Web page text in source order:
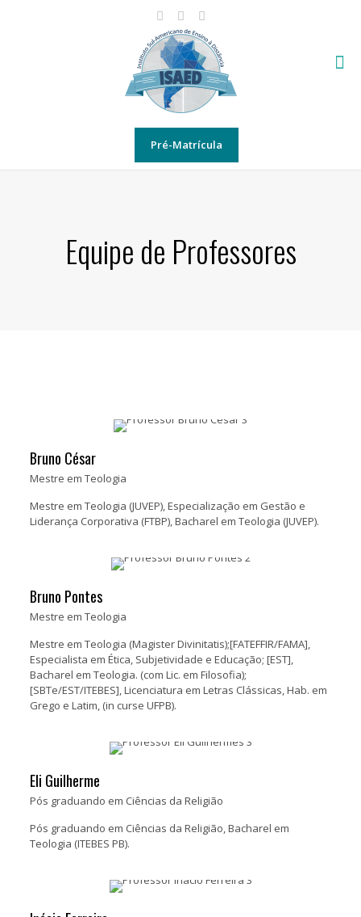
Pré-Matrícula
Equipe de Professores
Bruno César
Mestre em Teologia
Mestre em Teologia (JUVEP), Especialização em Gestão e
Liderança Corporativa (FTBP), Bacharel em Teologia (JUVEP).
Bruno Pontes
Mestre em Teologia
Mestre em Teologia (Magister Divinitatis);[FATEFFIR/FAMA],
Especialista em Ética, Subjetividade e Educação; [EST],
Bacharel em Teologia. (com Lic. em Filosofia);
[SBTe/EST/ITEBES], Licenciatura em Letras Clássicas, Hab. em
Grego e Latim, (in curse UFPB).
Eli Guilherme
Pós graduando em Ciências da Religião
Pós graduando em Ciências da Religião, Bacharel em
Teologia (ITEBES PB).